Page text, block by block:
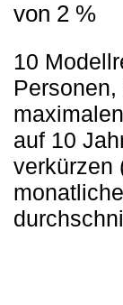
von 2 %
10
auf 10
verkürzen